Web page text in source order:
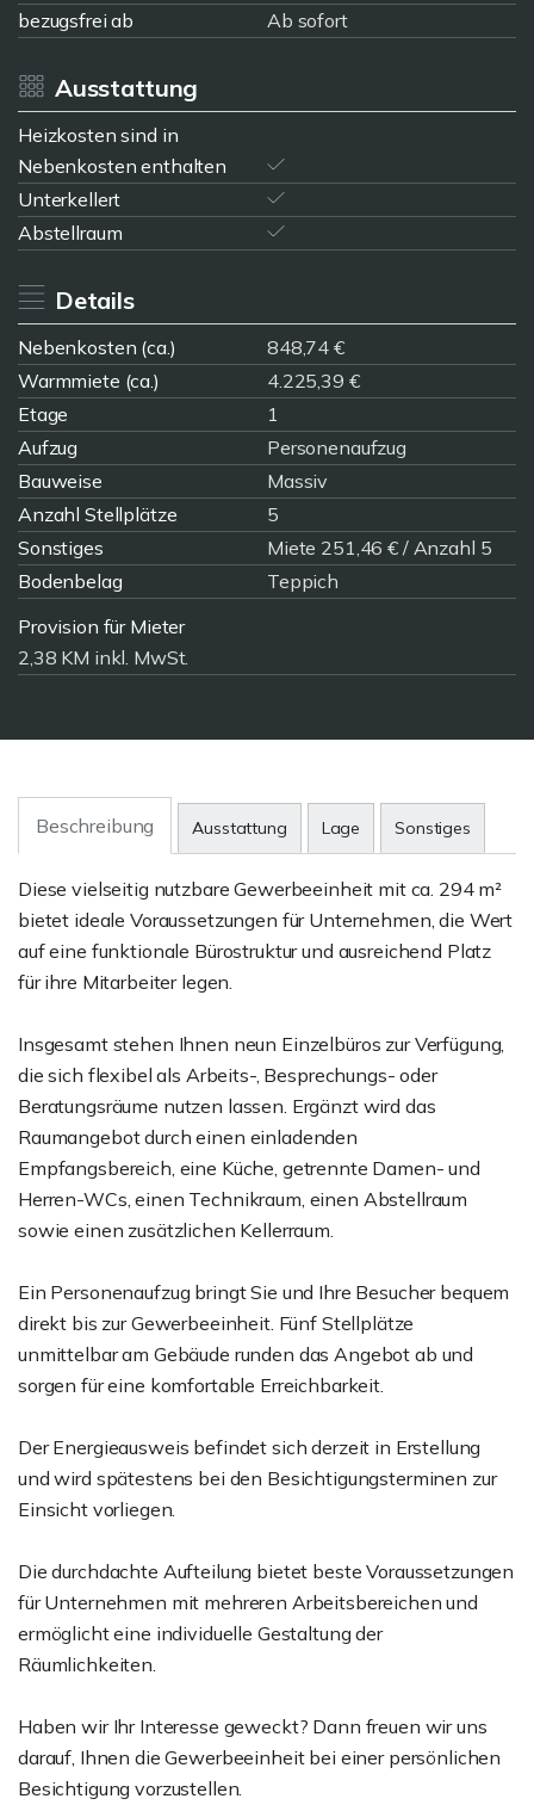
bezugsfrei ab
Ab sofort
Ausstattung
Heizkosten sind in
Nebenkosten enthalten
Unterkellert
Abstellraum
Details
Nebenkosten (ca.)
848,74 €
Warmmiete (ca.)
4.225,39 €
Etage
1
Aufzug
Personenaufzug
Bauweise
Massiv
Anzahl Stellplätze
5
Sonstiges
Miete 251,46 € / Anzahl 5
Bodenbelag
Teppich
Provision für Mieter
2,38 KM inkl. MwSt.
Beschreibung Ausstattung Lage Sonstiges
Diese vielseitig nutzbare Gewerbeeinheit mit ca. 294 m²
bietet ideale Voraussetzungen für Unternehmen, die Wert
auf eine funktionale Bürostruktur und ausreichend Platz
für ihre Mitarbeiter legen.
Insgesamt stehen Ihnen neun Einzelbüros zur Verfügung,
die sich flexibel als Arbeits-, Besprechungs- oder
Beratungsräume nutzen lassen. Ergänzt wird das
Raumangebot durch einen einladenden
Empfangsbereich, eine Küche, getrennte Damen- und
Herren-WCs, einen Technikraum, einen Abstellraum
sowie einen zusätzlichen Kellerraum.
Ein Personenaufzug bringt Sie und Ihre Besucher bequem
direkt bis zur Gewerbeeinheit. Fünf Stellplätze
unmittelbar am Gebäude runden das Angebot ab und
sorgen für eine komfortable Erreichbarkeit.
Der Energieausweis befindet sich derzeit in Erstellung
und wird spätestens bei den Besichtigungsterminen zur
Einsicht vorliegen.
Die durchdachte Aufteilung bietet beste Voraussetzungen
für Unternehmen mit mehreren Arbeitsbereichen und
ermöglicht eine individuelle Gestaltung der
Räumlichkeiten.
Haben wir Ihr Interesse geweckt? Dann freuen wir uns
darauf, Ihnen die Gewerbeeinheit bei einer persönlichen
Besichtigung vorzustellen.